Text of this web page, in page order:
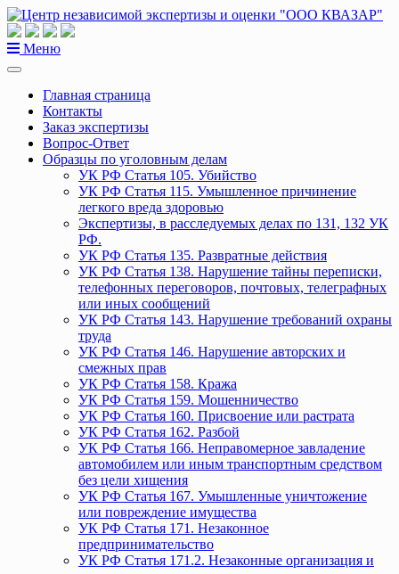
Перейти
к
содержанию
Меню
Главная страница
Контакты
Заказ экспертизы
Вопрос-Ответ
Образцы по уголовным делам
УК РФ Статья 105. Убийство
УК РФ Статья 115. Умышленное причинение
легкого вреда здоровью
Экспертизы, в расследуемых делах по 131, 132 УК
РФ.
УК РФ Статья 135. Развратные действия
УК РФ Статья 138. Нарушение тайны переписки,
телефонных переговоров, почтовых, телеграфных
или иных сообщений
УК РФ Статья 143. Нарушение требований охраны
труда
УК РФ Статья 146. Нарушение авторских и
смежных прав
УК РФ Статья 158. Кража
УК РФ Статья 159. Мошенничество
УК РФ Статья 160. Присвоение или растрата
УК РФ Статья 162. Разбой
УК РФ Статья 166. Неправомерное завладение
автомобилем или иным транспортным средством
без цели хищения
УК РФ Статья 167. Умышленные уничтожение
или повреждение имущества
УК РФ Статья 171. Незаконное
предпринимательство
УК РФ Статья 171.2. Незаконные организация и